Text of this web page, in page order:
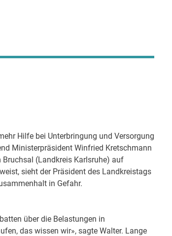
Hilfe bei Unterbringung und Versorgung
Ministerpräsident Winfried Kretschmann
(Landkreis Karlsruhe) auf
sieht der Präsident des Landkreistags
in Gefahr.
über die Belastungen in
das wissen wir», sagte Walter. Lange